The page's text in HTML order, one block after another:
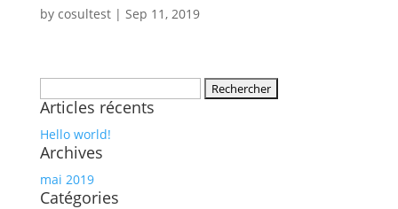
by cosultest| Sep 11, 2019
Articles récents
Hello world!
Archives
mai 2019
Catégories